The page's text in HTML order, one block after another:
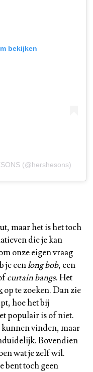
bekijken
(@hershesons)
maar het is het toch
die je kan
onze eigen vraag
je eenlong bob, een
curtain bangs. Het
op te zoeken. Dan zie
hoe het bij
populair is of niet.
kunnen vinden, maar
Bovendien
wat je zelf wil.
bent toch geen